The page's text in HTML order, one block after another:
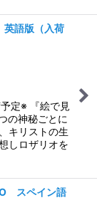
語版（入荷
定※ 『絵で見
の神秘ごとに
キリストの生
しロザリオを
スペイン語